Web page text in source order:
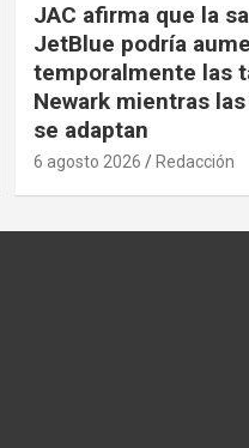
JAC afirma que la
JetBlue podría
temporalmente las
Newark mientras
se adaptan
6 agosto 2026 Redacción